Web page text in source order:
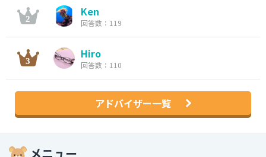
Ken
回答数：119
Hiro
回答数：110
アドバイザー一覧
メニュー